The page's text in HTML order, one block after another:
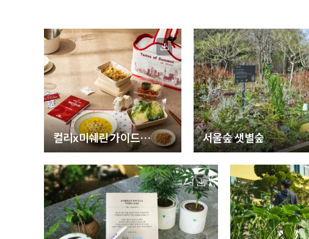
컬리x미쉐린 가이드
'테이스트 오브 썸머 인
서울'
서울숲 샛별숲